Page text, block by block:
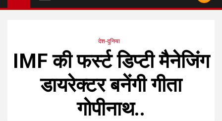
देश-दुनिया
IMF की फर्स्ट डिप्टी मैनेजिंग
डायरेक्टर बनेंगी गीता
गोपीनाथ..